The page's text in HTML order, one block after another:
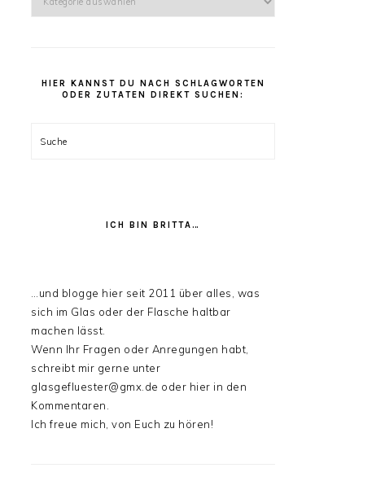
Rezept
HIER KANNST DU NACH SCHLAGWORTEN
ODER ZUTATEN DIREKT SUCHEN:
Suche
ICH BIN BRITTA…
…und blogge hier seit 2011 über alles, was
sich im Glas oder der Flasche haltbar
machen lässt.
Wenn Ihr Fragen oder Anregungen habt,
schreibt mir gerne unter
glasgefluester@gmx.de oder hier in den
Kommentaren.
Ich freue mich, von Euch zu hören!